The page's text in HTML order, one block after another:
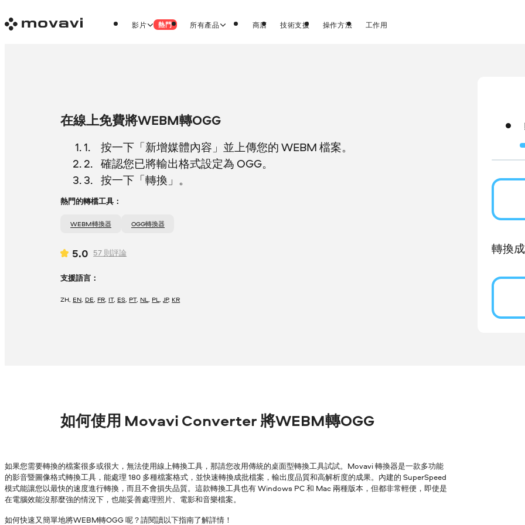
影片 熱門 所有產品 商店 技術支援 操作方法 工作用
在線上免費將WEBM轉OGG
按一下「新增媒體內容」並上傳您的 WEBM 檔案。
確認您已將輸出格式設定為 OGG。
按一下「轉換」。
熱門的轉檔工具：
WEBM轉換器 OGG轉換器
5.0 57 則評論
支援語言：
ZH, EN, DE, FR, IT, ES, PT, NL, PL,JP, KR
轉換成
如何使用 Movavi Converter 將WEBM轉OGG
如果您需要轉換的檔案很多或很大，無法使用線上轉換工具，那請您改用傳統的桌面型轉換工具試試。Movavi 轉換器是一款多功能
的影音暨圖像格式轉換工具，能處理 180 多種檔案格式，並快速轉換成批檔案，輸出度品質和高解析度的成果。內建的 SuperSpeed
模式能讓您以最快的速度進行轉換，而且不會損失品質。這款轉換工具也有 Windows PC 和 Mac 兩種版本，但都非常輕便，即使是
在電腦效能沒那麼強的情況下，也能妥善處理照片、電影和音樂檔案。
如何快速又簡單地將WEBM轉OGG 呢？請閱讀以下指南了解詳情！